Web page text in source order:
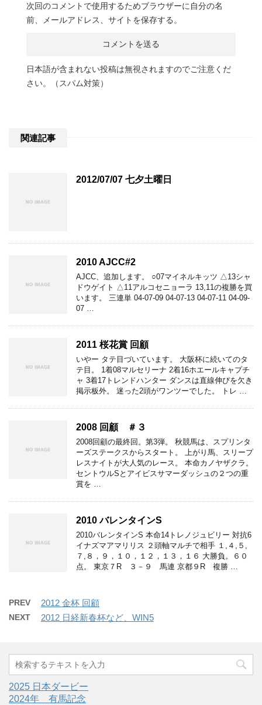
次回のコメントで使用するためブラウザーに自分の名
前、メールアドレス、サイトを保存する。
日本語が含まれない投稿は無視されますのでご注意くだ
さい。（スパム対策）
関連記事
2012/07/07 七夕土曜日
2010 AJCC#2
AJCC、追加します。 ○07マイネルキッツ △13シャ
ドウゲイト △11アルコセニョーラ 13,11の複勝を買
います。 三連単 04-07-09 04-07-13 04-07-11 04-09-
07 …
2011 桜花賞 回顧
いやー タテ目づいています。 大阪杯に続いてのタ
テ目。 1着08マルセリーナ 2着16ホエールキャプチ
ャ 3着17トレンドハンター ダンスは直線伸びを欠き
掲示板外。 迷った2頭がワンツーでした。 トレ …
2008 回顧 ＃３
2008回顧の最終回。第3弾。 秋競馬は、スプリンタ
ーズステークスからスタート。 上がり馬、スリープ
レスナイトが大人気のレース。 本命カノヤザクラ。
セントウルSとアイビスサマーダッシュの２つの重
賞を …
2010 バレンタインS
2010バレンタインS 本命14トレノジュビリー 対抗6
イナズマアマリリス ２頭軸マルチで相手 １,４,５,
７,８，９，１０，１２，１３，１６ 大勝負。６０
点。 東京７R ３－９ 馬連 京都９R 複勝 …
PREV 2012 金杯 回顧
NEXT 2012 日経新春杯など、WIN5
2025 日本ダービー
2024年 有馬記念